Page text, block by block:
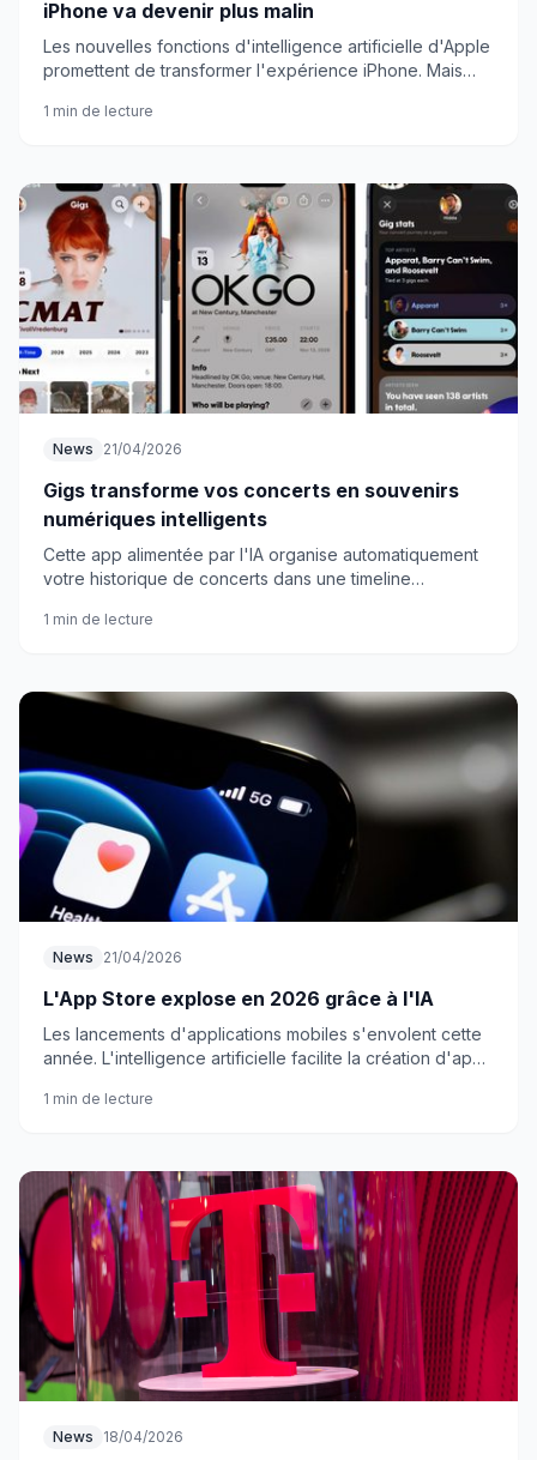
iPhone va devenir plus malin
Les nouvelles fonctions d'intelligence artificielle d'Apple
promettent de transformer l'expérience iPhone. Mais
1 min de lecture
News 21/04/2026
Gigs transforme vos concerts en souvenirs
numériques intelligents
Cette app alimentée par l'IA organise automatiquement
votre historique de concerts dans une timeline
1 min de lecture
News 21/04/2026
L'App Store explose en 2026 grâce à l'IA
Les lancements d'applications mobiles s'envolent cette
année. L'intelligence artificielle facilite la création d'apps
1 min de lecture
News 18/04/2026